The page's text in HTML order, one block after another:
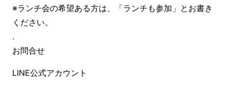
※ランチ会の希望ある方は、「ランチも参加」とお書き
ください。
.
お問合せ
LINE公式アカウント